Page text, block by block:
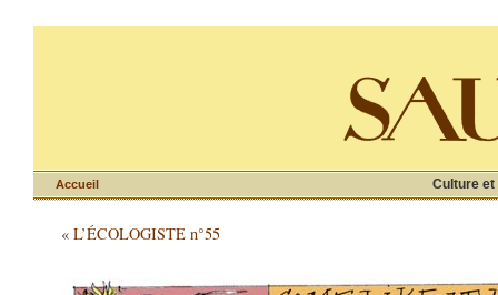
Culture et
Accueil
« L’ÉCOLOGISTE n°55